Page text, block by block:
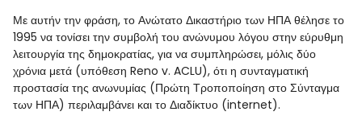
Με αυτήν την φράση, το Ανώτατο Δικαστήριο των ΗΠΑ θέλησε το
1995 να τονίσει την συμβολή του ανώνυμου λόγου στην εύρυθμη
λειτουργία της δημοκρατίας, για να συμπληρώσει, μόλις δύο
χρόνια μετά (υπόθεση Reno v. ACLU), ότι η συνταγματική
προστασία της ανωνυμίας (Πρώτη Τροποποίηση στο Σύνταγμα
των ΗΠΑ) περιλαμβάνει και το Διαδίκτυο (internet).